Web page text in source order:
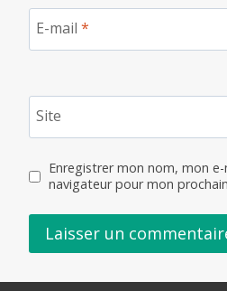
E-mail *
Site
Enregistrer mon nom, mon
navigateur pour mon